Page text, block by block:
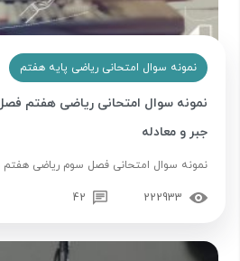
نمونه سوال امتحانی ریاضی پایه هفتم
نمونه سوال امتحانی ریاضی هفتم
جبر و معادله
نمونه سوال امتحانی فصل سوم ریاضی هفتم
222933
42